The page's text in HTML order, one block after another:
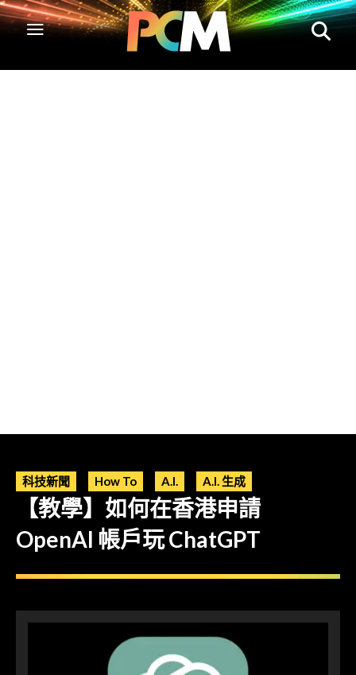
科技新聞 How To A.I. A.I. 生成
【教學】如何在香港申請
OpenAI 帳戶玩 ChatGPT